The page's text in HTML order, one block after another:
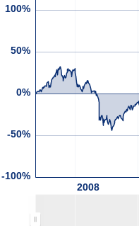
2008
-100%
-50%
0%
50%
100%